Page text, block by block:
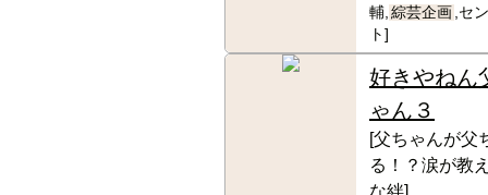
輔, 綜芸企画 ,セ
ト]
好きやねん
ゃん３
[父ちゃんが父
る！？涙が教
な絆]